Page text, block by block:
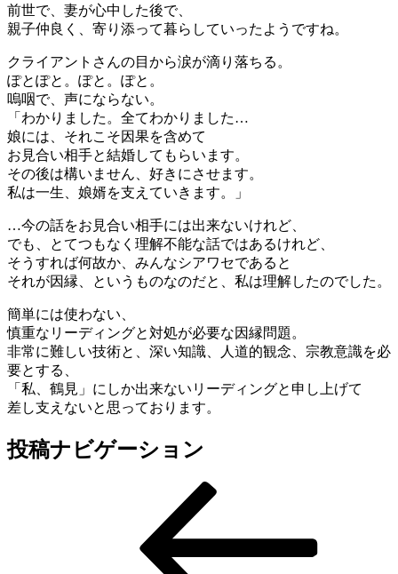
前世で、妻が心中した後で、
親子仲良く、寄り添って暮らしていったようですね。
クライアントさんの目から涙が滴り落ちる。
ぽとぽと。ぽと。ぽと。
嗚咽で、声にならない。
「わかりました。全てわかりました…
娘には、それこそ因果を含めて
お見合い相手と結婚してもらいます。
その後は構いません、好きにさせます。
私は一生、娘婿を支えていきます。」
…今の話をお見合い相手には出来ないけれど、
でも、とてつもなく理解不能な話ではあるけれど、
そうすれば何故か、みんなシアワセであると
それが因縁、というものなのだと、私は理解したのでした。
簡単には使わない、
慎重なリーディングと対処が必要な因縁問題。
非常に難しい技術と、深い知識、人道的観念、宗教意識を必
要とする、
「私、鶴見」にしか出来ないリーディングと申し上げて
差し支えないと思っております。
投稿ナビゲーション